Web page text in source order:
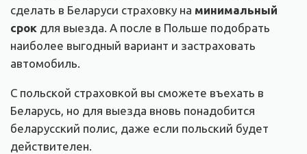
сделать в Беларуси страховку на минимальный
срок для выезда. А после в Польше подобрать
наиболее выгодный вариант и застраховать
автомобиль.
С польской страховкой вы сможете въехать в
Беларусь, но для выезда вновь понадобится
беларусский полис, даже если польский будет
действителен.